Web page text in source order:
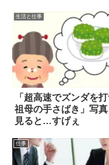
生活と仕事
「超高速でズンダを
祖母の手さばき」写真
見ると…すげぇ
仕事